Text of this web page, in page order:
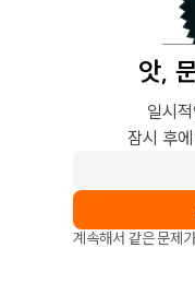
앗,
일시
잠시 후
계속해서 같은 문제